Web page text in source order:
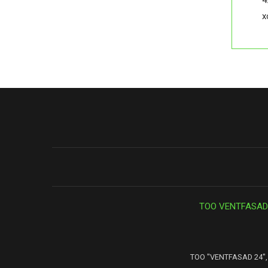
ТОО
ТОО "VENTFASAD